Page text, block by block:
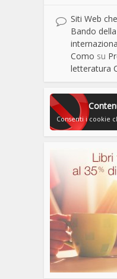
Siti Web
Bando
Como su
letteratura
Consenti i cookie